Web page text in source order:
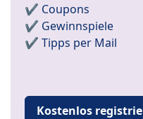
✔️ Coupons
✔️ Gewinnspiele
✔️ Tipps per Mail
Kostenlos